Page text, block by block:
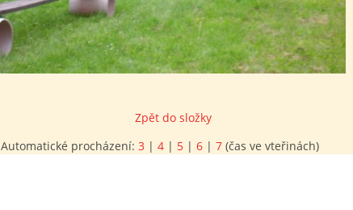
Zpět do složky
Automatické procházení: 3 | 4 | 5 | 6 | 7 (čas ve vteřinách)